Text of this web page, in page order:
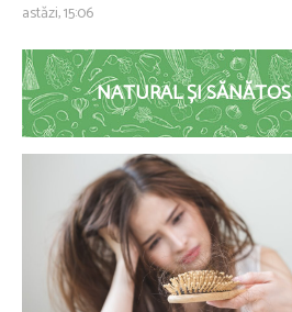
astăzi, 15:06
NATURAL ȘI SĂNĂTOS